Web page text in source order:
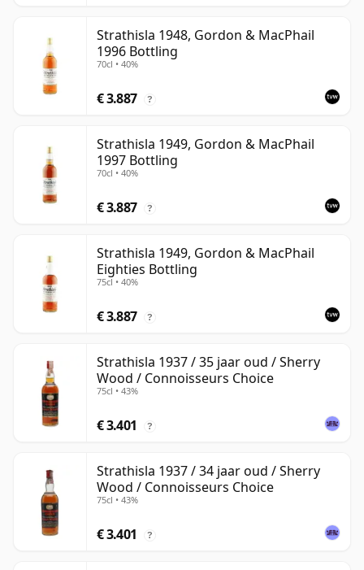
Strathisla 1948, Gordon & MacPhail
1996 Bottling
70cl • 40%
€ 3.887 ?
Strathisla 1949, Gordon & MacPhail
1997 Bottling
70cl • 40%
€ 3.887 ?
Strathisla 1949, Gordon & MacPhail
Eighties Bottling
75cl • 40%
€ 3.887 ?
Strathisla 1937 / 35 jaar oud / Sherry
Wood / Connoisseurs Choice
75cl • 43%
€ 3.401 ?
Strathisla 1937 / 34 jaar oud / Sherry
Wood / Connoisseurs Choice
75cl • 43%
€ 3.401 ?